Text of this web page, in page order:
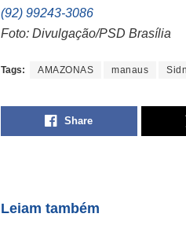
(92) 99243-3086
Foto: Divulgação/PSD Brasília
Tags: AMAZONAS manaus
Share
Leiam também